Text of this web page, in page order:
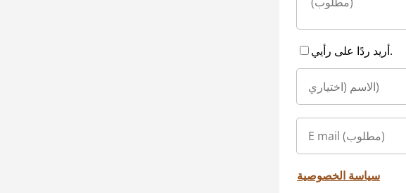
أريد ردًا على رأيي.
سياسة الخصوصية